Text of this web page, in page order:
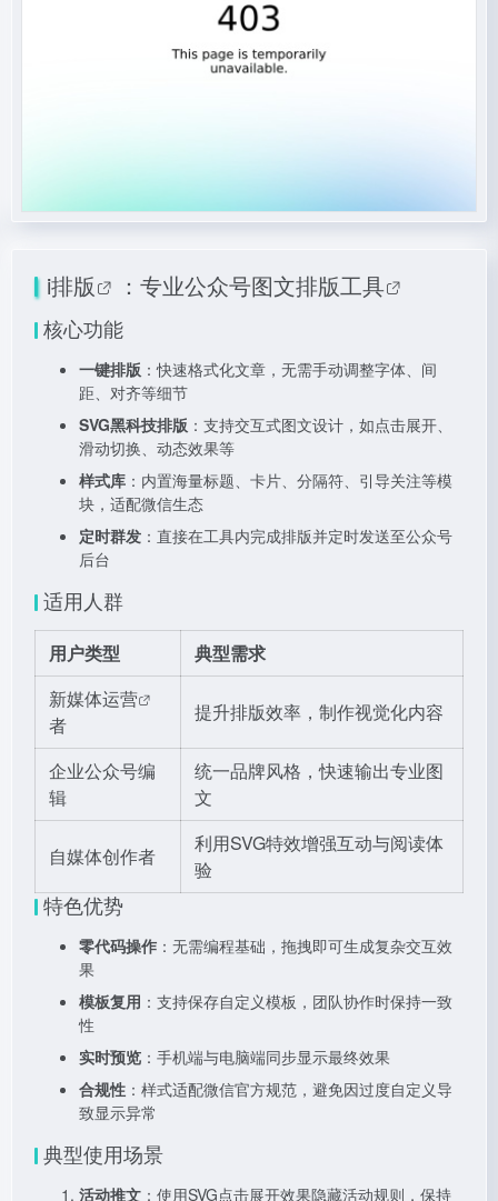
i排版 ：专业公众号图文排版工具
核心功能
一键排版 ：快速格式化文章，无需手动调整字体、间
距、对齐等细节
SVG黑科技排版 ：支持交互式图文设计，如点击展开、
滑动切换、动态效果等
样式库 ：内置海量标题、卡片、分隔符、引导关注等模
块，适配微信生态
定时群发 ：直接在工具内完成排版并定时发送至公众号
后台
适用人群
用户类型
典型需求
新媒体运营
者
提升排版效率，制作视觉化内容
企业公众号编
辑
统一品牌风格，快速输出专业图
文
自媒体创作者
利用SVG特效增强互动与阅读体
验
特色优势
零代码操作 ：无需编程基础，拖拽即可生成复杂交互效
果
模板复用 ：支持保存自定义模板，团队协作时保持一致
性
实时预览 ：手机端与电脑端同步显示最终效果
合规性 ：样式适配微信官方规范，避免因过度自定义导
致显示异常
典型使用场景
活动推文 ：使用SVG点击展开效果隐藏活动规则，保持